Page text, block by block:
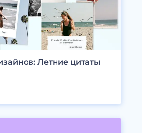
Летние цитаты